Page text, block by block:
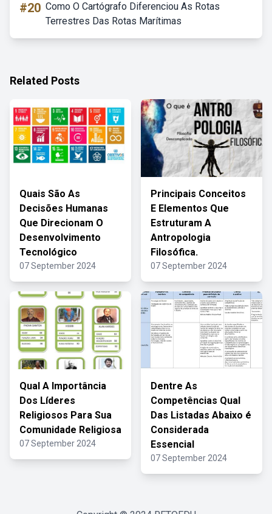
#20 Como O Cartógrafo Diferenciou As Rotas
Terrestres Das Rotas Marítimas
Related Posts
Quais São As
Decisões Humanas
Que Direcionam O
Desenvolvimento
Tecnológico
07 September 2024
Principais Conceitos
E Elementos Que
Estruturam A
Antropologia
Filosófica.
07 September 2024
Qual A Importância
Dos Líderes
Religiosos Para Sua
Comunidade Religiosa
07 September 2024
Dentre As
Competências Qual
Das Listadas Abaixo é
Considerada
Essencial
07 September 2024